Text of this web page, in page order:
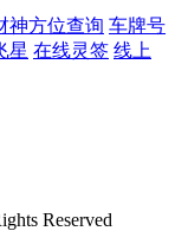
神方位查询 车牌号
星 在线灵签 线上
Reserved